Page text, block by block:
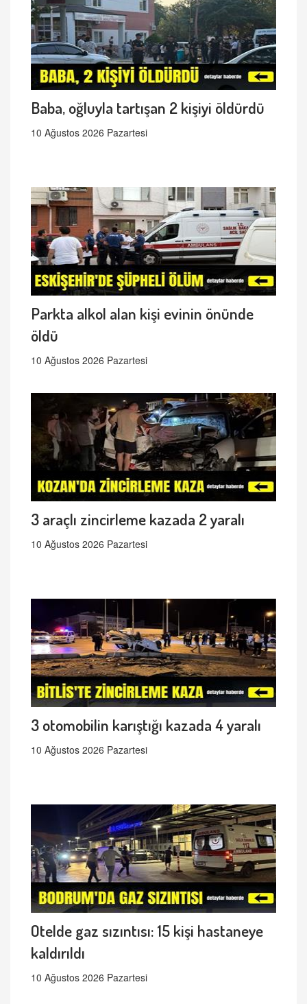
Baba, oğluyla tartışan 2 kişiyi öldürdü
10 Ağustos 2026 Pazartesi
Parkta alkol alan kişi evinin önünde
öldü
10 Ağustos 2026 Pazartesi
3 araçlı zincirleme kazada 2 yaralı
10 Ağustos 2026 Pazartesi
3 otomobilin karıştığı kazada 4 yaralı
10 Ağustos 2026 Pazartesi
Otelde gaz sızıntısı: 15 kişi hastaneye
kaldırıldı
10 Ağustos 2026 Pazartesi